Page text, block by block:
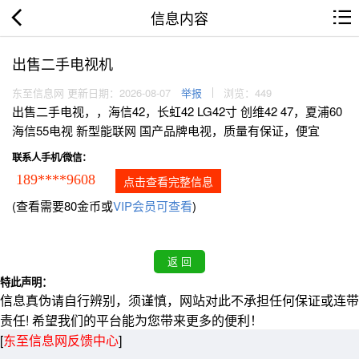
信息内容
出售二手电视机
东至信息网 更新日期：2026-08-07 举报 浏览：449
出售二手电视，，海信42，长虹42 LG42寸 创维42 47，夏浦60
海信55电视 新型能联网 国产品牌电视，质量有保证，便宜
联系人手机/微信：
189****9608 点击查看完整信息
(查看需要80金币或VIP会员可查看)
特此声明：
信息真伪请自行辨别，须谨慎，网站对此不承担任何保证或连带
责任! 希望我们的平台能为您带来更多的便利！
[东至信息网反馈中心]